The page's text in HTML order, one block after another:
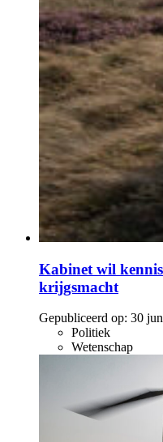
Kabinet wil
krijgsmacht
Gepubliceerd op: 30
Politiek
Wetenschap